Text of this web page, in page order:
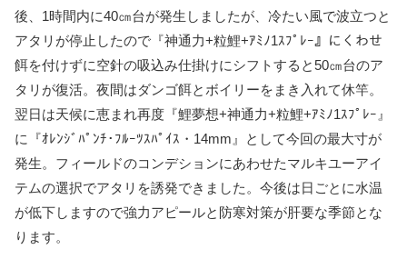
後、1時間内に40㎝台が発生しましたが、冷たい風で波立つと
アタリが停止したので『神通力+粒鯉+ｱﾐﾉ1ｽﾌﾟﾚｰ』にくわせ
餌を付けずに空針の吸込み仕掛けにシフトすると50㎝台のア
タリが復活。夜間はダンゴ餌とボイリーをまき入れて休竿。
翌日は天候に恵まれ再度『鯉夢想+神通力+粒鯉+ｱﾐﾉ1ｽﾌﾟﾚｰ』
に『ｵﾚﾝｼﾞﾊﾟﾝﾁ･ﾌﾙｰﾂｽﾊﾟｲｽ・14mm』として今回の最大寸が
発生。フィールドのコンデションにあわせたマルキユーアイ
テムの選択でアタリを誘発できました。今後は日ごとに水温
が低下しますので強力アピールと防寒対策が肝要な季節とな
ります。